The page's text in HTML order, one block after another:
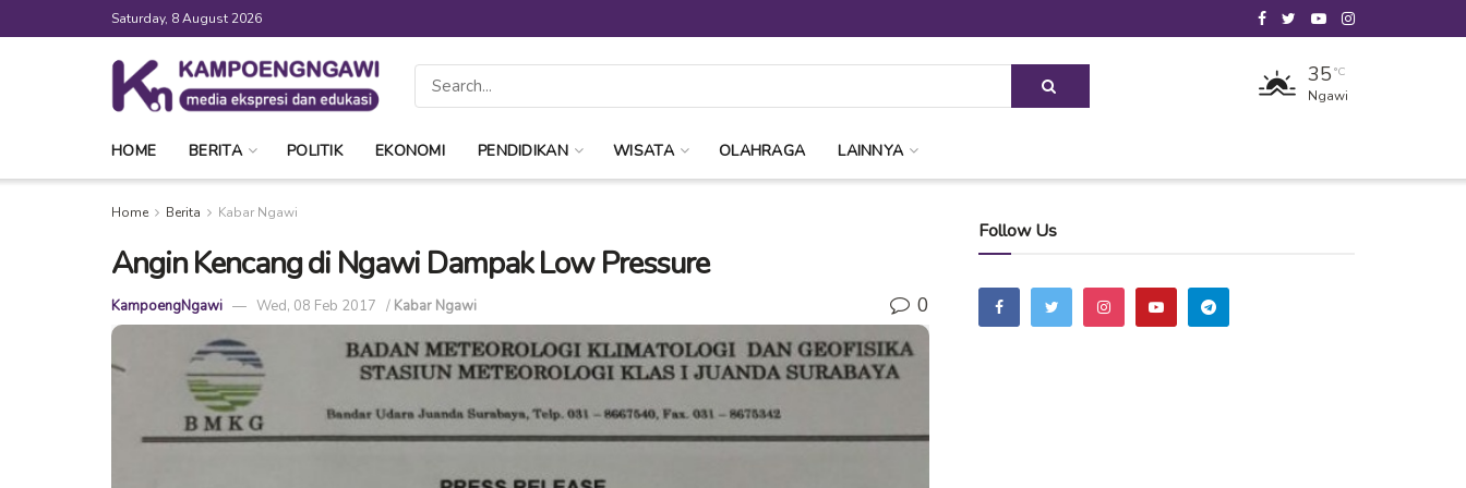
Saturday, 8 August 2026
35 °C
Ngawi
HOME BERITA POLITIK EKONOMI PENDIDIKAN WISATA OLAHRAGA LAINNYA
Home Berita Kabar Ngawi
Angin Kencang di Ngawi Dampak Low Pressure
KampoengNgawi Wed, 08 Feb 2017 / Kabar Ngawi 0
Follow Us